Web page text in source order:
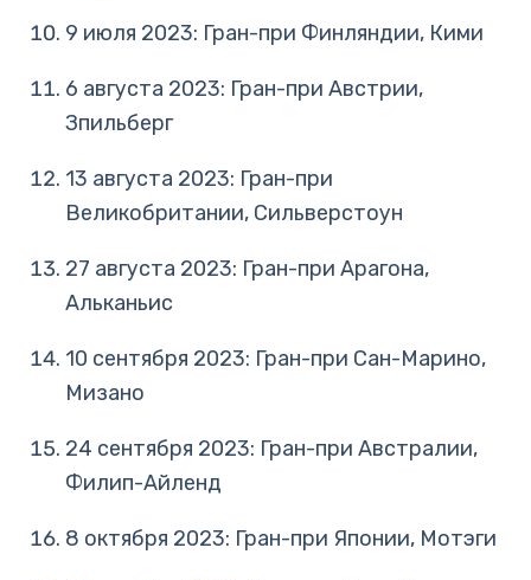
9 июля 2023: Гран-при Финляндии, Кими
6 августа 2023: Гран-при Австрии,
Зпильберг
13 августа 2023: Гран-при
Великобритании, Сильверстоун
27 августа 2023: Гран-при Арагона,
Альканьис
10 сентября 2023: Гран-при Сан-Марино,
Мизано
24 сентября 2023: Гран-при Австралии,
Филип-Айленд
8 октября 2023: Гран-при Японии, Мотэги